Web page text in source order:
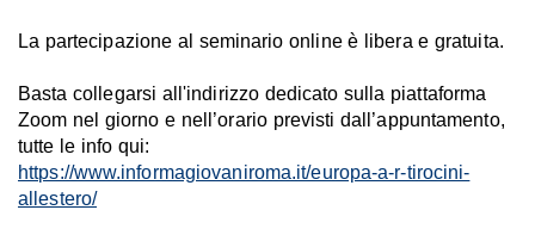
La partecipazione al seminario online è libera e gratuita.
Basta collegarsi all'indirizzo dedicato sulla piattaforma
Zoom nel giorno e nell’orario previsti dall’appuntamento,
tutte le info qui:
https://www.informagiovaniroma.it/europa-a-r-tirocini-
allestero/